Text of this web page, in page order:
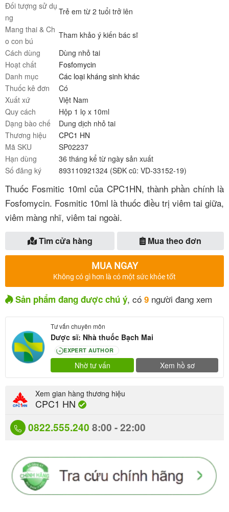
Đối tượng sử dụ
ng
Trẻ em từ 2 tuổi trở lên
Mang thai & Ch
o con bú
Tham khảo ý kiến bác sĩ
Cách dùng
Dùng nhỏ tai
Hoạt chất
Fosfomycin
Danh mục
Các loại kháng sinh khác
Thuốc kê đơn
Có
Xuất xứ
Việt Nam
Quy cách
Hộp 1 lọ x 10ml
Dạng bào chế
Dung dịch nhỏ tai
Thương hiệu
CPC1 HN
Mã SKU
SP02237
Hạn dùng
36 tháng kể từ ngày sản xuất
Số đăng ký
893110921324 (SĐK cũ: VD-33152-19)
Thuốc Fosmitic 10ml của CPC1HN, thành phần chính là
Fosfomycin. Fosmitic 10ml là thuốc điều trị viêm tai giữa,
viêm màng nhĩ, viêm tai ngoài.
Tìm cửa hàng Mua theo đơn
MUA NGAY
Không có gì hơn là có một sức khỏe tốt
Sản phẩm đang được chú ý, có 9 người đang xem
Tư vấn chuyên môn
Dược sĩ: Nhà thuốc Bạch Mai
80 EXPERT AUTHOR
Nhờ tư vấn Xem hồ sơ
0822.555.240 8:00 - 22:00
Xem gian hàng thương hiệu
CPC1 HN